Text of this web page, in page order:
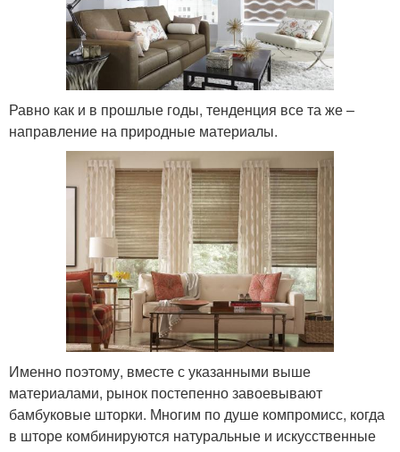
Равно как и в прошлые годы, тенденция все та же –
направление на природные материалы.
Именно поэтому, вместе с указанными выше
материалами, рынок постепенно завоевывают
бамбуковые шторки. Многим по душе компромисс, когда
в шторе комбинируются натуральные и искусственные